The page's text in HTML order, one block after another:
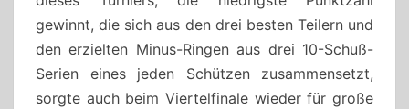
gewinnt, die sich aus den drei besten Teilern und
den erzielten Minus-Ringen aus drei 10-Schuß-
Serien eines jeden Schützen zusammensetzt,
sorgte auch beim Viertelfinale wieder für große